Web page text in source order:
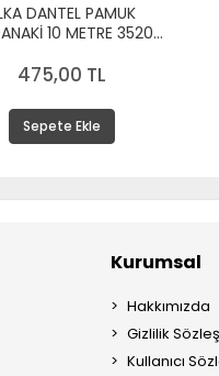
DANTEL PAMUK
10 METRE 3520
475,00 TL
Sepete Ekle
Kurumsal
Hakkımızda
Gizlilik
Kullanıcı